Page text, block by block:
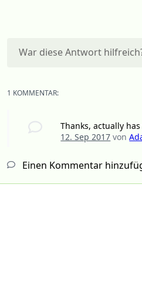
War diese Antwort
1 KOMMENTAR:
Thanks, actually
12. Sep 2017 von
Einen Kommentar